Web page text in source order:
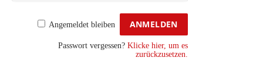
Angemeldet bleiben
Passwort vergessen? Klicke hier, um es
zurückzusetzen.